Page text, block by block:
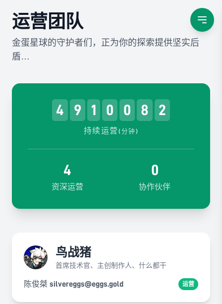
运营团队
金蛋星球的守护者们，正为你的探索提供坚实后
盾…
4 9 1 0 0 8 2
持续运营 (分钟)
4
资深运营
0
协作伙伴
鸟战猪
首席技术官、主创制作人、什么都干
陈俊桀 silvereggs@eggs.gold 运营